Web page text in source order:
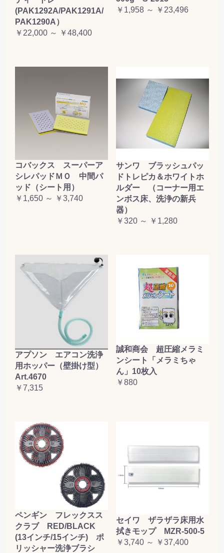
(PAK1292A/PAK1291A/
PAK1290A）
￥22,000 ～ ￥48,400
￥1,958 ～ ￥23,496
コバックス スーパーア
シレパッドＭＯ 中間パ
ッド（シート用）
￥1,650 ～ ￥3,740
サンワ ブラッシュパッ
ドトレピカ＆ホワイトホ
ルダー （コーナー用エ
ンボス床、洗浄の新兵
器）
￥320 ～ ￥1,280
アプソン エアコン洗浄
用ホッパー（壁掛け型）
Art.4670
￥7,315
誠和商会 超圧縮メラミ
ンシート「メラミちゃ
ん」10枚入
￥880
ペンギン フレックスス
クラブ RED/BLACK
(13インチ/15インチ) ポ
リッシャー洗浄ブラシ
セイワ ザラザラ床用水
拭きモップ MZR-500-5
￥3,740 ～ ￥37,400